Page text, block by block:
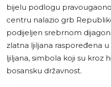
bijelu podlogu
centru nalazio grb
podijeljen srebrnom
zlatna ljiljana raspoređena
ljiljana, simbola koji su kroz
bosansku državnost.